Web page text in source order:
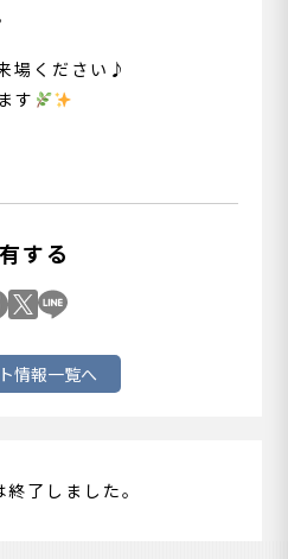
場ください♪
す
する
情報一覧へ
了しました。